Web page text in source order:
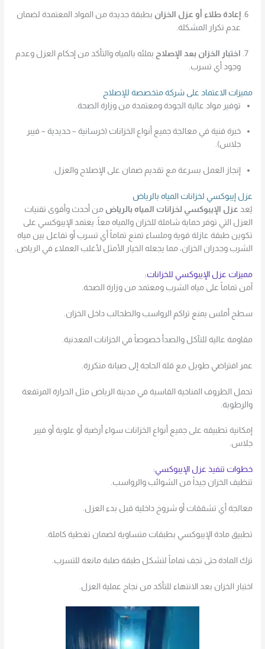
إعادة طلاء أو عزل الخزان بطبقة جديدة من المواد المعتمدة لضمان
عدم تكرار المشكلة.
اختبار الخزان بعد الإصلاح بملئه بالمياه والتأكد من إحكام العزل وعدم
وجود أي تسرب.
مميزات الاعتماد على شركة متخصصة للإصلاح
توفير مواد عالية الجودة ومعتمدة من وزارة الصحة.
خبرة فنية في معالجة جميع أنواع الخزانات (خرسانية – حديدية – فيبر
جلاس).
إنجاز العمل بسرعة مع تقديم ضمان على الإصلاح والعزل.
عزل إيبوكسي لخزانات المياه بالرياض
يُعد عزل الإيبوكسي لخزانات المياه بالرياض من أحدث وأقوى تقنيات
العزل التي توفر حماية شاملة للخزان والمياه معاً. يعتمد الإيبوكسي على
تكوين طبقة عازلة قوية وملساء تمنع تماماً أي تسرب أو تفاعل بين مياه
الشرب وجدران الخزان، مما يجعله الخيار الأمثل لأغلب العملاء في الرياض.
مميزات عزل الإيبوكسي للخزانات:
آمن تماماً على مياه الشرب ومعتمد من وزارة الصحة.
سطح أملس يمنع تراكم الرواسب والطحالب داخل الخزان.
مقاومة عالية للتآكل والصدأ خصوصاً في الخزانات المعدنية.
عمر افتراضي طويل مع قلة الحاجة إلى صيانة متكررة.
تحمل الظروف المناخية القاسية في مدينة الرياض مثل الحرارة المرتفعة
والرطوبة.
إمكانية تطبيقه على جميع أنواع الخزانات سواء أرضية أو علوية أو فيبر
جلاس.
خطوات تنفيذ عزل الإيبوكسي:
تنظيف الخزان جيداً من الشوائب والرواسب.
معالجة أي تشققات أو شروخ داخلية قبل بدء العزل.
تطبيق مادة الإيبوكسي بطبقات متساوية لضمان تغطية كاملة.
ترك المادة حتى تجف تماماً لتشكل طبقة صلبة مانعة للتسرب.
اختبار الخزان بعد الانتهاء للتأكد من نجاح عملية العزل.